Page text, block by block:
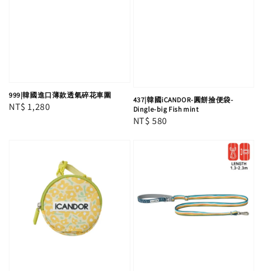
999|韓國進口薄款透氣碎花車圍
Regular
NT$ 1,280
437|韓國iCANDOR-圓餅撿便袋-
Dingle-big Fish mint
Regular
NT$ 580